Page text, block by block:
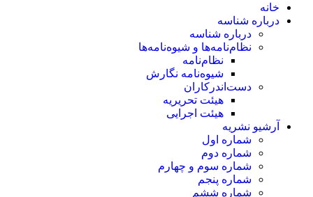
خانه
درباره شناسه
درباره شناسه
نظام‌نامه‌ها و شیوه‌نامه‌ها
نظام‌نامه
شیوه‌نامه نگارش
دست‌اندرکاران
هیئت تحریریه
هیئت اجرایی
آرشیو نشریه
شماره اول
شماره دوم
شماره سوم و چهارم
شماره پنجم
شماره ششم